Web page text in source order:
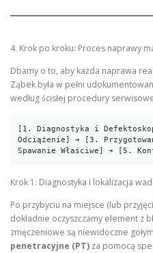
4. Krok po kroku: Proces naprawy
Dbamy o to, aby każda naprawa
Ząbek była w pełni
według ścisłej procedury
[1. Diagnostyka i
Odciążenie] ➔ [3.
Krok 1: Diagnostyka i lokalizacja
Po przybyciu na miejsce (lub
dokładnie oczyszczamy element z
zmęczeniowe są niewidoczne
penetracyjne (PT) za pomocą